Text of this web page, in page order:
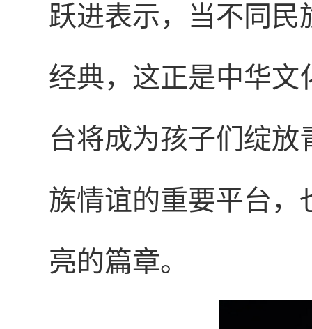
跃进表示，当不同民
经典，这正是中华文
台将成为孩子们绽
族情谊的重要平台，
亮的篇章。